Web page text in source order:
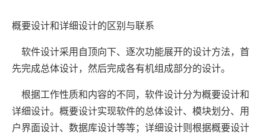
概要设计和详细设计的区别与联系
软件设计采用自顶向下、逐次功能展开的设计方法，首
先完成总体设计，然后完成各有机组成部分的设计。
根据工作性质和内容的不同，软件设计分为概要设计和
详细设计。概要设计实现软件的总体设计、模块划分、用
户界面设计、数据库设计等等；详细设计则根据概要设计